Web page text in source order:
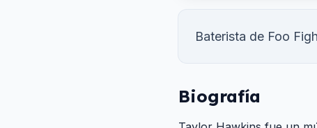
Baterista de Foo
Biografía